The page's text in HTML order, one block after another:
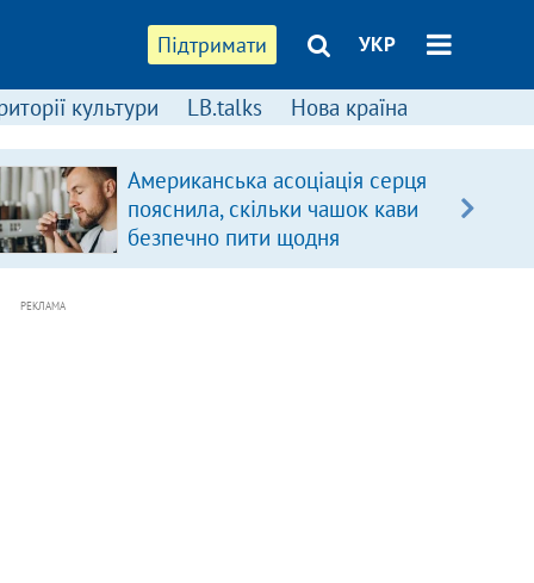
Підтримати УКР
культури LB.talks Нова країна
Американська асоціація серця
пояснила, скільки чашок кави
безпечно пити щодня
РЕКЛАМА